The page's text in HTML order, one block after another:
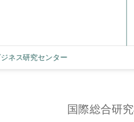
ネス研究センター
国際総合研